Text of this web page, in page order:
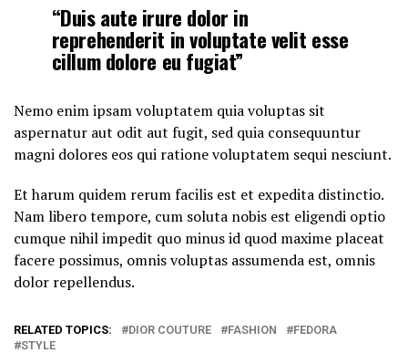
“Duis aute irure dolor in
reprehenderit in voluptate velit esse
cillum dolore eu fugiat”
Nemo enim ipsam voluptatem quia voluptas sit
aspernatur aut odit aut fugit, sed quia consequuntur
magni dolores eos qui ratione voluptatem sequi nesciunt.
Et harum quidem rerum facilis est et expedita distinctio.
Nam libero tempore, cum soluta nobis est eligendi optio
cumque nihil impedit quo minus id quod maxime placeat
facere possimus, omnis voluptas assumenda est, omnis
dolor repellendus.
RELATED TOPICS: DIOR COUTURE FASHION
FEDORA
STYLE